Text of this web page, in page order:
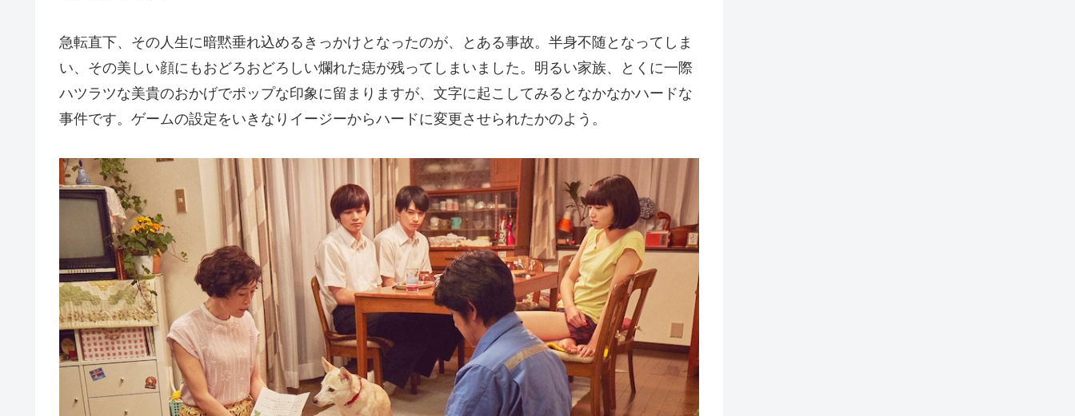
急転直下、その人生に暗黙垂れ込めるきっかけとなったのが、とある事故。半身不随となってしま
い、その美しい顔にもおどろおどろしい爛れた痣が残ってしまいました。明るい家族、とくに一際
ハツラツな美貴のおかげでポップな印象に留まりますが、文字に起こしてみるとなかなかハードな
事件です。ゲームの設定をいきなりイージーからハードに変更させられたかのよう。